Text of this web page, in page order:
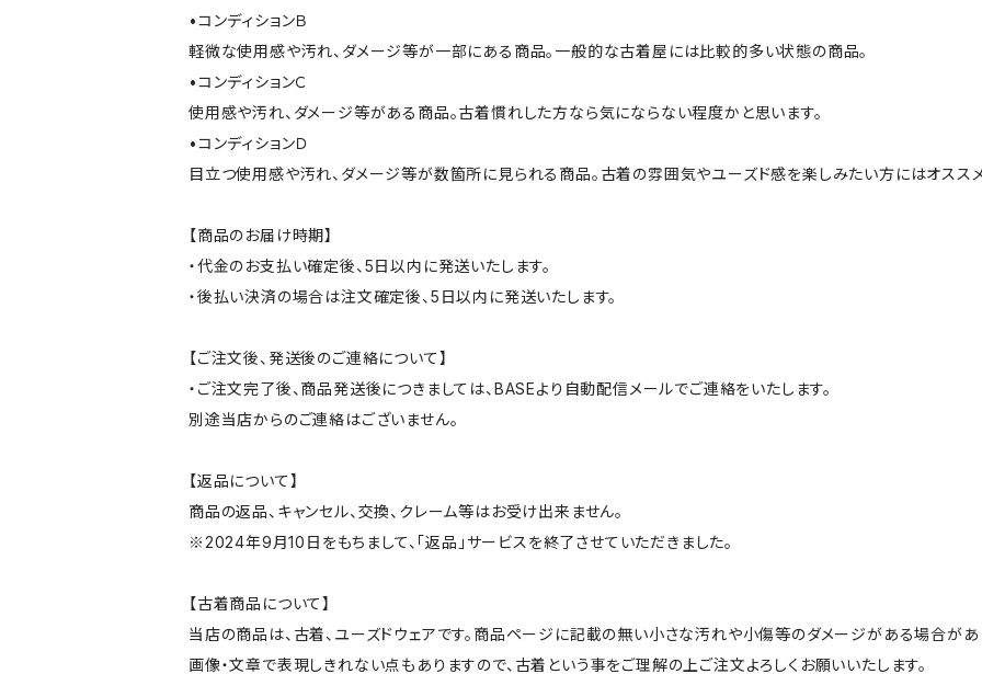
•コンディションＢ
軽微な使用感や汚れ、ダメージ等が一部にある商品。一般的な古着屋には比較的多い状態の商品。
•コンディションＣ
使用感や汚れ、ダメージ等がある商品。古着慣れした方なら気にならない程度かと思います。
•コンディションＤ
目立つ使用感や汚れ、ダメージ等が数箇所に見られる商品。古着の雰囲気やユーズド感を楽しみたい方にはオスス
【商品のお届け時期】
・代金のお支払い確定後、5日以内に発送いたします。
・後払い決済の場合は注文確定後、5日以内に発送いたします。
【ご注文後、発送後のご連絡について】
・ご注文完了後、商品発送後につきましては、BASEより自動配信メールでご連絡をいたします。
別途当店からのご連絡はございません。
【返品について】
商品の返品、キャンセル、交換、クレーム等はお受け出来ません。
※2024年9月10日をもちまして、「返品」サービスを終了させていただきました。
【古着商品について】
当店の商品は、古着、ユーズドウェアです。商品ページに記載の無い小さな汚れや小傷等のダメージがある場合があ
画像・文章で表現しきれない点もありますので、古着という事をご理解の上ご注文よろしくお願いいたします。